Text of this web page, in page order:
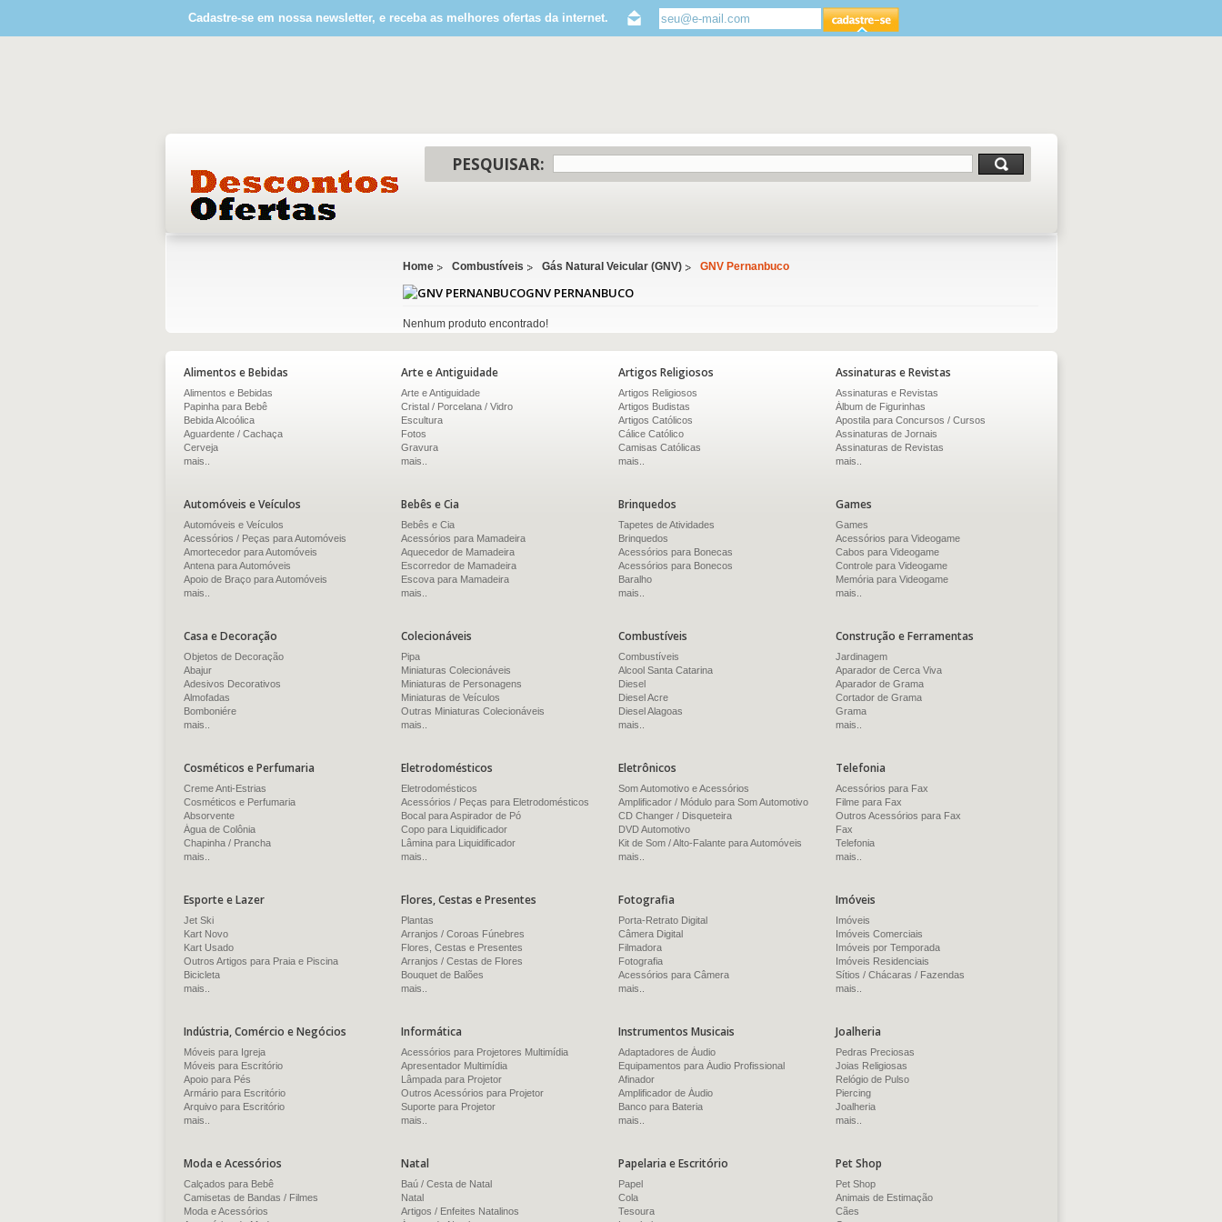
Cadastre-se em nossa newsletter, e receba as melhores ofertas da internet.
PESQUISAR:
Home Combustíveis Gás Natural Veicular (GNV) GNV Pernanbuco
GNV PERNANBUCO
Nenhum produto encontrado!
Alimentos e Bebidas
Alimentos e Bebidas
Papinha para Bebê
Bebida Alcoólica
Aguardente / Cachaça
Cerveja
mais..
Arte e Antiguidade
Arte e Antiguidade
Cristal / Porcelana / Vidro
Escultura
Fotos
Gravura
mais..
Artigos Religiosos
Artigos Religiosos
Artigos Budistas
Artigos Católicos
Cálice Católico
Camisas Católicas
mais..
Assinaturas e Revistas
Assinaturas e Revistas
Álbum de Figurinhas
Apostila para Concursos / Cursos
Assinaturas de Jornais
Assinaturas de Revistas
mais..
Automóveis e Veículos
Automóveis e Veículos
Acessórios / Peças para Automóveis
Amortecedor para Automóveis
Antena para Automóveis
Apoio de Braço para Automóveis
mais..
Bebês e Cia
Bebês e Cia
Acessórios para Mamadeira
Aquecedor de Mamadeira
Escorredor de Mamadeira
Escova para Mamadeira
mais..
Brinquedos
Tapetes de Atividades
Brinquedos
Acessórios para Bonecas
Acessórios para Bonecos
Baralho
mais..
Games
Games
Acessórios para Videogame
Cabos para Videogame
Controle para Videogame
Memória para Videogame
mais..
Casa e Decoração
Objetos de Decoração
Abajur
Adesivos Decorativos
Almofadas
Bomboniére
mais..
Colecionáveis
Pipa
Miniaturas Colecionáveis
Miniaturas de Personagens
Miniaturas de Veículos
Outras Miniaturas Colecionáveis
mais..
Combustíveis
Combustíveis
Alcool Santa Catarina
Diesel
Diesel Acre
Diesel Alagoas
mais..
Construção e Ferramentas
Jardinagem
Aparador de Cerca Viva
Aparador de Grama
Cortador de Grama
Grama
mais..
Cosméticos e Perfumaria
Creme Anti-Estrias
Cosméticos e Perfumaria
Absorvente
Água de Colônia
Chapinha / Prancha
mais..
Eletrodomésticos
Eletrodomésticos
Acessórios / Peças para Eletrodomésticos
Bocal para Aspirador de Pó
Copo para Liquidificador
Lâmina para Liquidificador
mais..
Eletrônicos
Som Automotivo e Acessórios
Amplificador / Módulo para Som Automotivo
CD Changer / Disqueteira
DVD Automotivo
Kit de Som / Alto-Falante para Automóveis
mais..
Telefonia
Acessórios para Fax
Filme para Fax
Outros Acessórios para Fax
Fax
Telefonia
mais..
Esporte e Lazer
Jet Ski
Kart Novo
Kart Usado
Outros Artigos para Praia e Piscina
Bicicleta
mais..
Flores, Cestas e Presentes
Plantas
Arranjos / Coroas Fúnebres
Flores, Cestas e Presentes
Arranjos / Cestas de Flores
Bouquet de Balões
mais..
Fotografia
Porta-Retrato Digital
Câmera Digital
Filmadora
Fotografia
Acessórios para Câmera
mais..
Imóveis
Imóveis
Imóveis Comerciais
Imóveis por Temporada
Imóveis Residenciais
Sítios / Chácaras / Fazendas
mais..
Indústria, Comércio e Negócios
Móveis para Igreja
Móveis para Escritório
Apoio para Pés
Armário para Escritório
Arquivo para Escritório
mais..
Informática
Acessórios para Projetores Multimídia
Apresentador Multimídia
Lâmpada para Projetor
Outros Acessórios para Projetor
Suporte para Projetor
mais..
Instrumentos Musicais
Adaptadores de Áudio
Equipamentos para Áudio Profissional
Afinador
Amplificador de Áudio
Banco para Bateria
mais..
Joalheria
Pedras Preciosas
Joias Religiosas
Relógio de Pulso
Piercing
Joalheria
mais..
Moda e Acessórios
Calçados para Bebê
Camisetas de Bandas / Filmes
Moda e Acessórios
Natal
Baú / Cesta de Natal
Natal
Artigos / Enfeites Natalinos
Papelaria e Escritório
Papel
Cola
Tesoura
Pet Shop
Pet Shop
Animais de Estimação
Cães